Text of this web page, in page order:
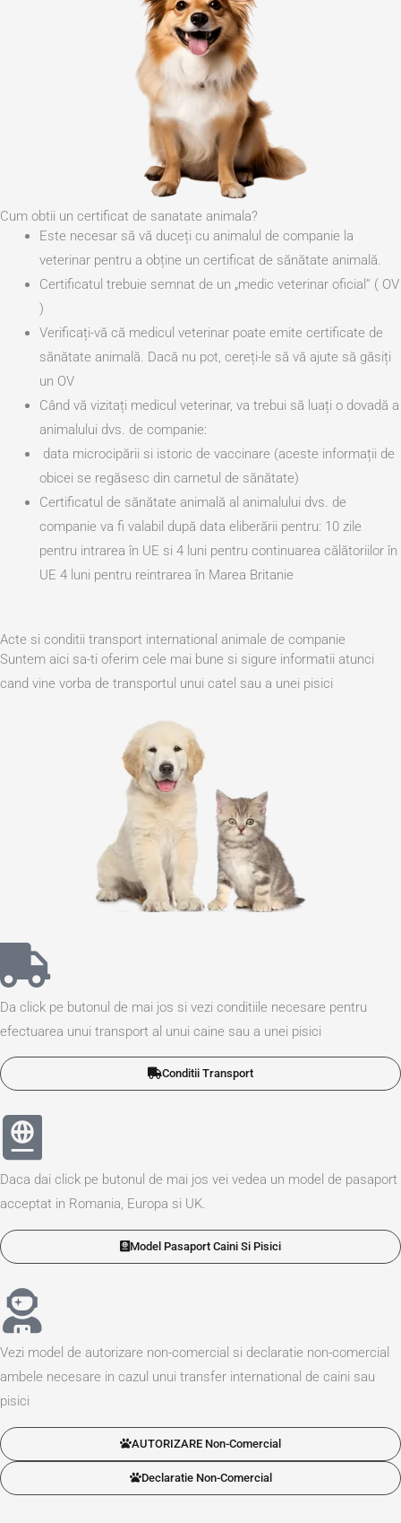
Cum obtii un certificat de sanatate animala?
Este necesar să vă duceți cu animalul de companie la
veterinar pentru a obține un certificat de sănătate animală.
Certificatul trebuie semnat de un „medic veterinar oficial” ( OV
)
Verificați-vă că medicul veterinar poate emite certificate de
sănătate animală. Dacă nu pot, cereți-le să vă ajute să găsiți
un OV
Când vă vizitați medicul veterinar, va trebui să luați o dovadă a
animalului dvs. de companie:
data microcipării si istoric de vaccinare (aceste informații de
obicei se regăsesc din carnetul de sănătate)
Certificatul de sănătate animală al animalului dvs. de
companie va fi valabil după data eliberării pentru: 10 zile
pentru intrarea în UE si 4 luni pentru continuarea călătoriilor în
UE 4 luni pentru reintrarea în Marea Britanie
Acte si conditii transport international animale de companie
Suntem aici sa-ti oferim cele mai bune si sigure informatii atunci
cand vine vorba de transportul unui catel sau a unei pisici
Da click pe butonul de mai jos si vezi conditiile necesare pentru
efectuarea unui transport al unui caine sau a unei pisici
Conditii Transport
Daca dai click pe butonul de mai jos vei vedea un model de pasaport
acceptat in Romania, Europa si UK.
Model Pasaport Caini Si Pisici
Vezi model de autorizare non-comercial si declaratie non-comercial
ambele necesare in cazul unui transfer international de caini sau
pisici
AUTORIZARE Non-Comercial
Declaratie Non-Comercial